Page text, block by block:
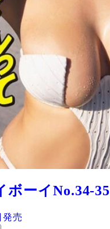
ボーイNo.34-35
発売